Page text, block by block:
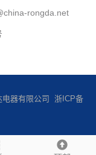
rongda.net
电器有限公司 浙ICP备